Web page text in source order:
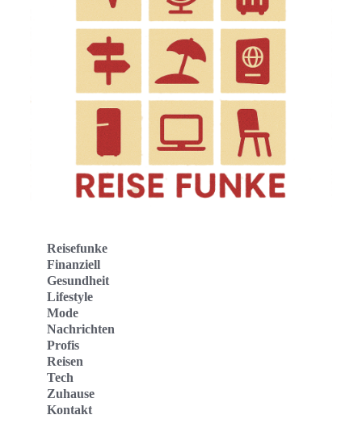
Reisefunke
Finanziell
Gesundheit
Lifestyle
Mode
Nachrichten
Profis
Reisen
Tech
Zuhause
Kontakt